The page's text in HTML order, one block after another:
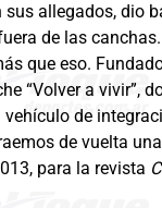
allegados, dio
de las
que eso.
“Volver a vivir”,
de
de vuelta
para la revista